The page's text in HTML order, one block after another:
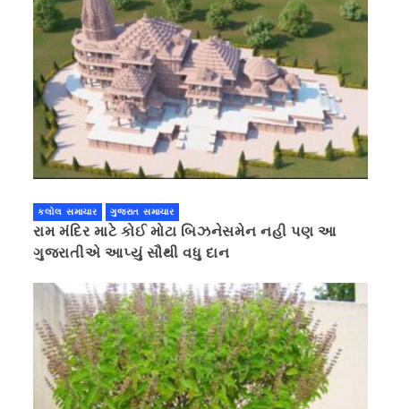
કલોલ સમાચાર ગુજરાત સમાચાર
રામ મંદિર માટે કોઈ મોટા બિઝનેસમેન નહી પણ આ
ગુજરાતીએ આપ્યું સૌથી વધુ દાન